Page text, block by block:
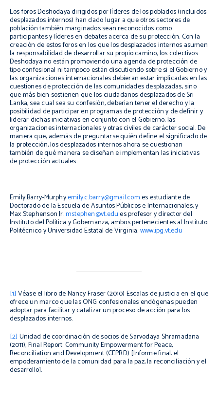
Los foros Deshodaya dirigidos por líderes de los poblados (incluidos
desplazados internos) han dado lugar a que otros sectores de
población también marginados sean reconocidos como
participantes y líderes en debates acerca de su protección. Con la
creación de estos foros en los que los desplazados internos asumen
la responsabilidad de desarrollar su propio camino, los colectivos
Deshodaya no están promoviendo una agenda de protección de
tipo confesional ni tampoco están discutiendo sobre si el Gobierno y
las organizaciones internacionales debieran estar implicadas en las
cuestiones de protección de las comunidades desplazadas, sino
que más bien sostienen que los ciudadanos desplazados de Sri
Lanka, sea cual sea su confesión, deberían tener el derecho y la
posibilidad de participar en programas de protección y de definir y
liderar dichas iniciativas en conjunto con el Gobierno, las
organizaciones internacionales y otras civiles de carácter social. De
manera que, además de preguntarse quién define el significado de
la protección, los desplazados internos ahora se cuestionan
también de qué manera se diseñan e implementan las iniciativas
de protección actuales.
Emily Barry-Murphyemily.c.barry@gmail.comes estudiante de
Doctorado de la Escuela de Asuntos Públicos e Internacionales, y
Max Stephenson Jr.mstephen@vt.edues profesor y director del
Instituto del Política y Gobernanza, ambos pertenecientes al Instituto
Politécnico y Universidad Estatal de Virginia.www.ipg.vt.edu
[1] Véase el libro de Nancy Fraser (2010) Escalas de justiciaen el que
ofrece un marco que las ONG confesionales endógenas pueden
adoptar para facilitar y catalizar un proceso de acción para los
desplazados internos.
[2] Unidad de coordinación de socios de Sarvodaya Shramadana
(2011),Final Report: Community Empowerment for Peace,
Reconciliation and Development(CEPRD) [Informe final: el
empoderamiento de la comunidad para la paz, la reconciliación y el
desarrollo].